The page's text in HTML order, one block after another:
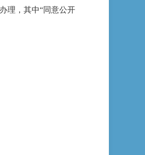
理，其中“同意公开